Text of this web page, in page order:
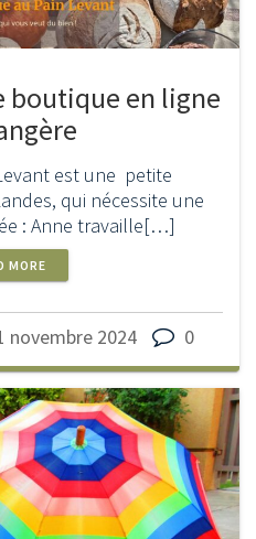
boutique en ligne
est une petite
qui nécessite une
: Anne travaille[…]
MORE
novembre 2024 0